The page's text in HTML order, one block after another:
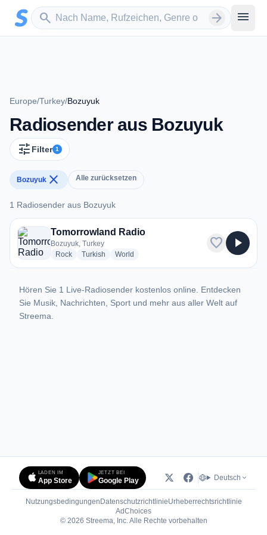
Zum Hauptinhalt springen
search
Sender suchen arrow_forward menu
Europe/Turkey/Bozuyuk
Radiosender aus Bozuyuk
tune Filter 1
Bozuyuk close Alle zurücksetzen
1 Radiosender aus Bozuyuk
1 Radiosender aus Bozuyuk
Tomorrowland Radio
Bozuyuk, Turkey
Rockradio stations
Turkish radio stations
World
favorite play_arrow
Hören Sie 1 Live-Radiosender kostenlos online. Entdecken
Sie Musik, Nachrichten, Sport und mehr aus aller Welt auf
Streema.
LADEN IM
App Store
JETZT BEI
Google Play Deutsch
Nutzungsbedingungen DatenschutzrichtlinieUrheberrechtsrichtlinie
AdChoices(öffnet in neuem Tab)
© 2026 Streema, Inc. Alle Rechte vorbehalten